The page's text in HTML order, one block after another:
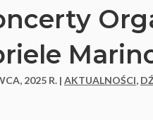
2025 R. | AKTUALNOŚCI,